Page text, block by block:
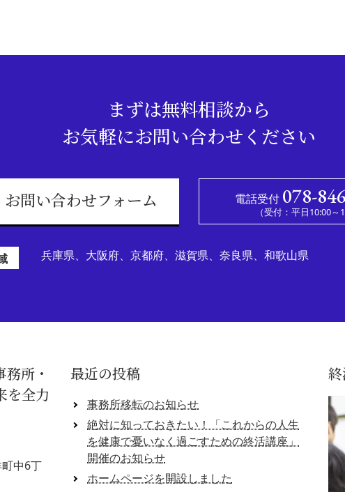
まずは無料相談から
お気軽にお問い合わせください
お問い合わせフォーム 電話受付 078-
（受付：平日10:00～
兵庫県、大阪府、京都府、滋賀県、奈良県、和歌山県
所・
を全力
中6丁
最近の投稿
事務所移転のお知らせ
絶対に知っておきたい！「これからの人生
を健康で憂いなく過ごすための終活講座」
開催のお知らせ
ホームページを開設しました